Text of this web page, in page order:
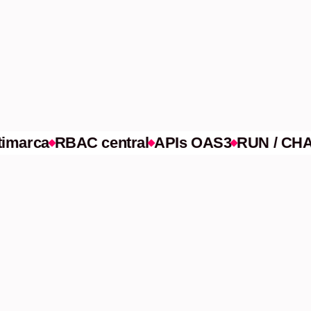
RBAC central APIs OAS3 RUN /